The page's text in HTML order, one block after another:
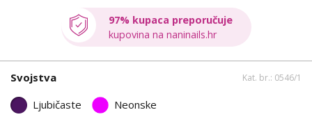
97% kupaca preporučuje
kupovina na naninails.hr
Svojstva Kat. br.: 0546/1
Ljubičaste Neonske